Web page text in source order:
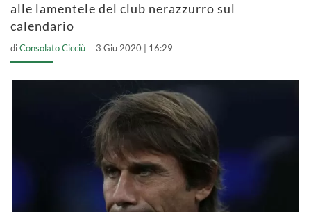
alle lamentele del club nerazzurro sul
calendario
diConsolato Cicciù 3 Giu 2020 | 16:29